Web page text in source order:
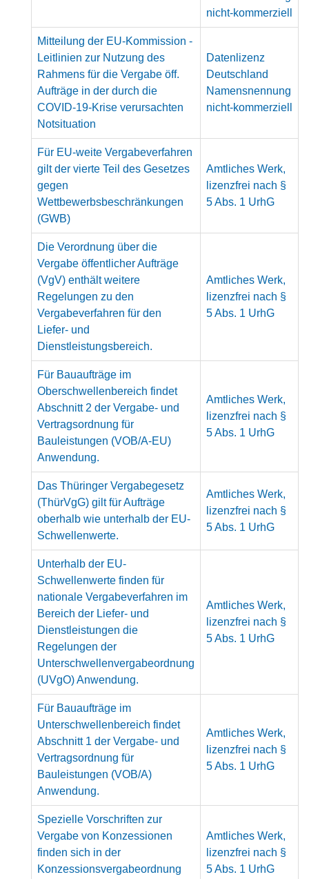
nicht-kommerziell
Mitteilung der EU-Kommission -
Leitlinien zur Nutzung des
Rahmens für die Vergabe öff.
Aufträge in der durch die
COVID-19-Krise verursachten
Notsituation
Datenlizenz
Deutschland
Namensnennung
nicht-kommerziell
Für EU-weite Vergabeverfahren
gilt der vierte Teil des Gesetzes
gegen
Wettbewerbsbeschränkungen
(GWB)
Amtliches Werk,
lizenzfrei nach §
5 Abs. 1 UrhG
Die Verordnung über die
Vergabe öffentlicher Aufträge
(VgV) enthält weitere
Regelungen zu den
Vergabeverfahren für den
Liefer- und
Dienstleistungsbereich.
Amtliches Werk,
lizenzfrei nach §
5 Abs. 1 UrhG
Für Bauaufträge im
Oberschwellenbereich findet
Abschnitt 2 der Vergabe- und
Vertragsordnung für
Bauleistungen (VOB/A-EU)
Anwendung.
Amtliches Werk,
lizenzfrei nach §
5 Abs. 1 UrhG
Das Thüringer Vergabegesetz
(ThürVgG) gilt für Aufträge
oberhalb wie unterhalb der EU-
Schwellenwerte.
Amtliches Werk,
lizenzfrei nach §
5 Abs. 1 UrhG
Unterhalb der EU-
Schwellenwerte finden für
nationale Vergabeverfahren im
Bereich der Liefer- und
Dienstleistungen die
Regelungen der
Unterschwellenvergabeordnung
(UVgO) Anwendung.
Amtliches Werk,
lizenzfrei nach §
5 Abs. 1 UrhG
Für Bauaufträge im
Unterschwellenbereich findet
Abschnitt 1 der Vergabe- und
Vertragsordnung für
Bauleistungen (VOB/A)
Anwendung.
Amtliches Werk,
lizenzfrei nach §
5 Abs. 1 UrhG
Spezielle Vorschriften zur
Vergabe von Konzessionen
finden sich in der
Konzessionsvergabeordnung
Amtliches Werk,
lizenzfrei nach §
5 Abs. 1 UrhG